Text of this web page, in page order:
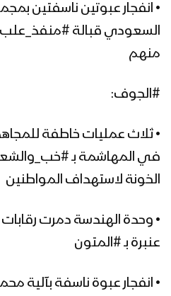
• انفجار عبوتين ناسفتين
السعودي قبالة
منهم
#الجوف:
• ثلاث عمليات خاطفة
في المهاشمة بـ
الخونة لاستهداف المواطنين
• وحدة الهندسة دمرت
عنبرة بـ #المتون
• انفجار عبوة ناسفة بآلية